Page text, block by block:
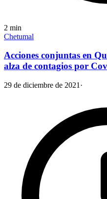
2 min
Chetumal
Acciones conjuntas en
alza de contagios por
29 de diciembre de 2021 ·